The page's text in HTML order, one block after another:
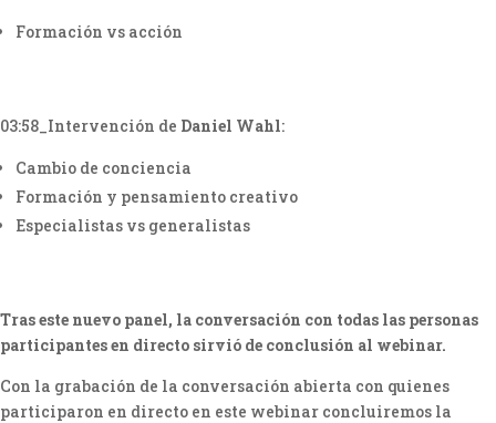
Formación vs acción
03:58_Intervención de Daniel Wahl:
Cambio de conciencia
Formación y pensamiento creativo
Especialistas vs generalistas
Tras este nuevo panel, la conversación con todas las personas
participantes en directo sirvió de conclusión al webinar.
Con la grabación de la conversación abierta con quienes
participaron en directo en este webinar concluiremos la